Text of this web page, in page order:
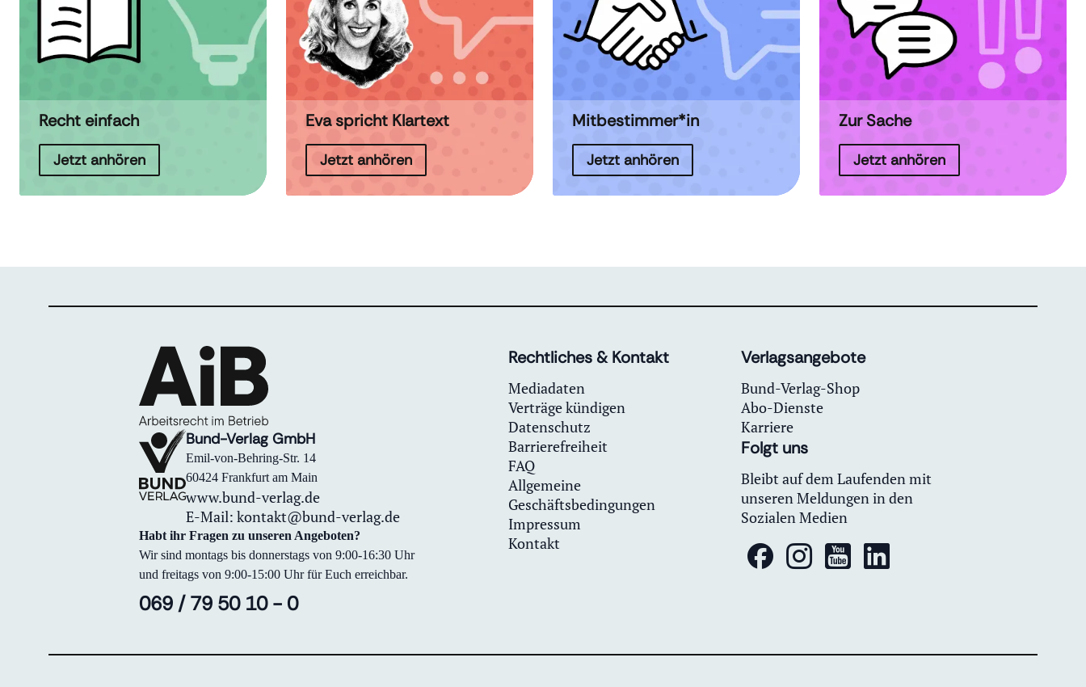
Recht einfach
Jetzt anhören
Eva spricht Klartext
Jetzt anhören
Mitbestimmer*in
Jetzt anhören
Zur Sache
Jetzt anhören
Bund-Verlag GmbH
Emil-von-Behring-Str. 14
60424 Frankfurt am Main
www.bund-verlag.de
E-Mail: kontakt@bund-verlag.de
Habt ihr Fragen zu unseren Angeboten?
Wir sind montags bis donnerstags von 9:00-16:30 Uhr
und freitags von 9:00-15:00 Uhr für Euch erreichbar.
069 / 79 50 10 - 0
Rechtliches & Kontakt
Mediadaten
Verträge kündigen
Datenschutz
Barrierefreiheit
FAQ
Allgemeine
Geschäftsbedingungen
Impressum
Kontakt
Verlagsangebote
Bund-Verlag-Shop
Abo-Dienste
Karriere
Folgt uns
Bleibt auf dem Laufenden mit
unseren Meldungen in den
Sozialen Medien